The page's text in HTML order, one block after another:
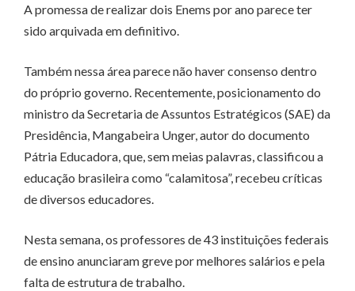
A promessa de realizar dois Enems por ano parece ter
sido arquivada em definitivo.
Também nessa área parece não haver consenso dentro
do próprio governo. Recentemente, posicionamento do
ministro da Secretaria de Assuntos Estratégicos (SAE) da
Presidência, Mangabeira Unger, autor do documento
Pátria Educadora, que, sem meias palavras, classificou a
educação brasileira como “calamitosa”, recebeu críticas
de diversos educadores.
Nesta semana, os professores de 43 instituições federais
de ensino anunciaram greve por melhores salários e pela
falta de estrutura de trabalho.